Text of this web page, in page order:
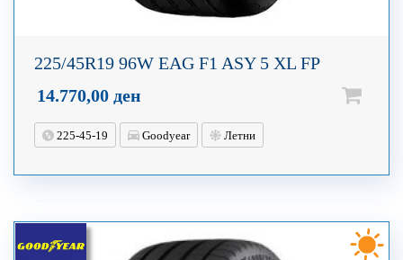
225/45R19 96W EAG F1 ASY 5 XL FP
14.770,00 ден
225-45-19 Goodyear Летни